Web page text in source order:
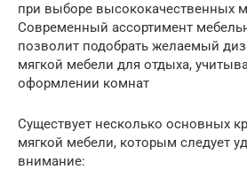
при выборе высококачественных
Современный ассортимент
позволит подобрать желаемый
мягкой мебели для отдыха,
оформлении комнат
Существует несколько основных
мягкой мебели, которым следует
внимание: